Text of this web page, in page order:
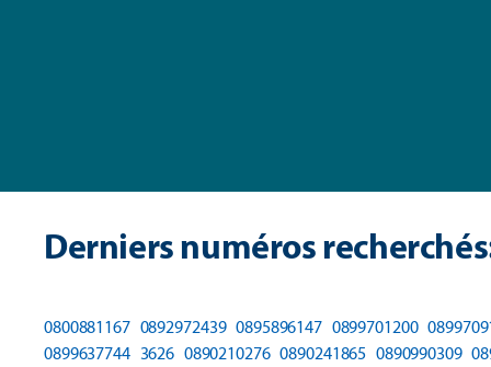
Derniers numéros
0800881167 0892972439 0895896147 0899701200
0899637744 3626 0890210276 0890241865 0890990309